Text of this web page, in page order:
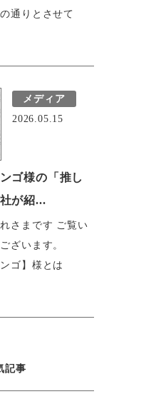
通りとさせて
メディア
2026.05.15
ゴ様の「推し
が紹...
さまです ご覧い
ざいます。
ンゴ】様とは
記事